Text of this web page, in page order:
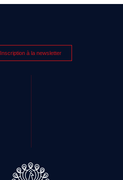
Inscription à la newsletter